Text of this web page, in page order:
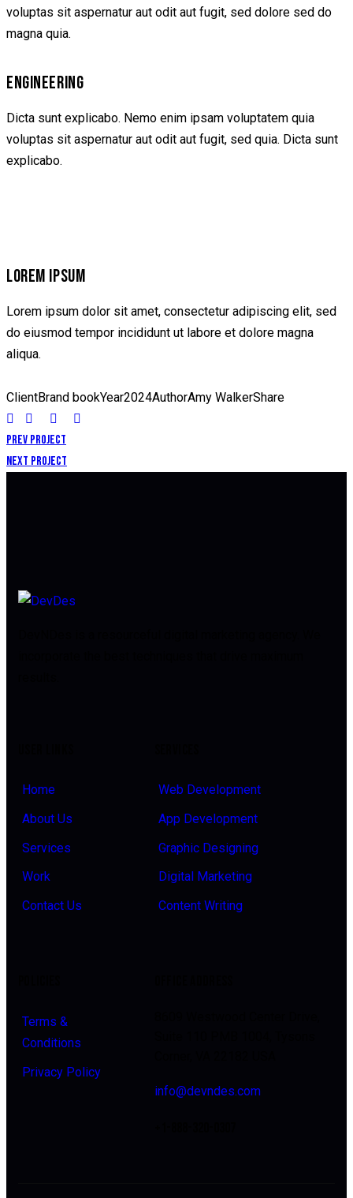
voluptas sit aspernatur aut odit aut fugit, sed dolore sed do
magna quia.
ENGINEERING
Dicta sunt explicabo. Nemo enim ipsam voluptatem quia
voluptas sit aspernatur aut odit aut fugit, sed quia. Dicta sunt
explicabo.
LOREM IPSUM
Lorem ipsum dolor sit amet, consectetur adipiscing elit, sed
do eiusmod tempor incididunt ut labore et dolore magna
aliqua.
ClientBrand bookYear2024AuthorAmy WalkerShare
Prev Project
Next Project
Home
About Us
Services
Work
Contact Us
Web Development
App Development
Graphic Designing
Digital Marketing
Content Writing
Terms &
Conditions
Privacy Policy
info@devndes.com